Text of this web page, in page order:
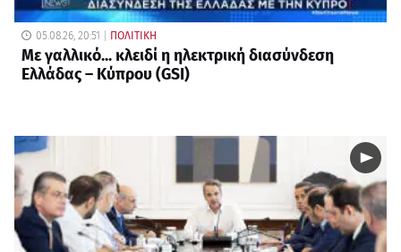
05.08.26, 20:51 ΠΟΛΙΤΙΚΗ
Με γαλλικό... κλειδί η ηλεκτρική διασύνδεση
Ελλάδας – Κύπρου (GSI)